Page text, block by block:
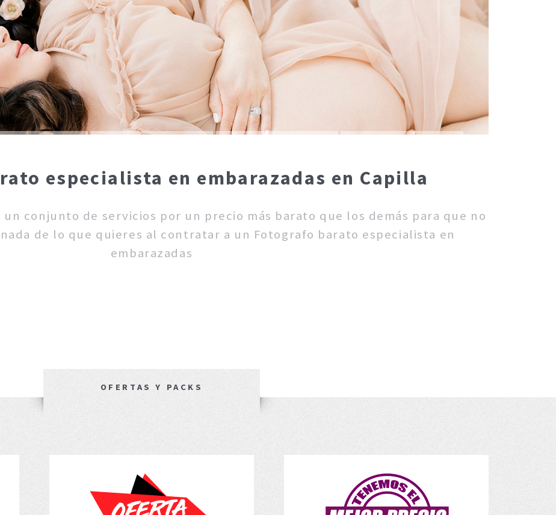
especialista en embarazadas en Capilla
conjunto de servicios por un precio más barato que los demás para que no
de lo que quieres al contratar a un Fotografo barato especialista en
embarazadas
OFERTAS Y PACKS